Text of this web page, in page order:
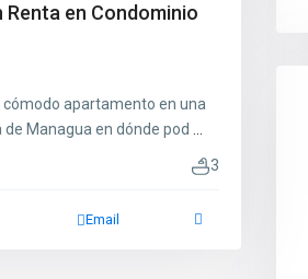
en Condominio
cómodo apartamento en una
Managua en dónde pod
3
Email